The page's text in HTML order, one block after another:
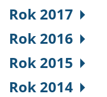
Rok 2017
Rok 2016
Rok 2015
Rok 2014